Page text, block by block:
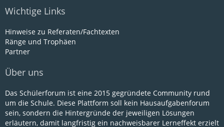
Wichtige Links
Hinweise zu Referaten/Fachtexten
Ränge und Trophäen
Partner
Über uns
Das Schülerforum ist eine 2015 gegründete Community rund
um die Schule. Diese Plattform soll kein Hausaufgabenforum
sein, sondern die Hintergründe der jeweiligen Lösungen
erläutern, damit langfristig ein nachweisbarer Lerneffekt erzielt